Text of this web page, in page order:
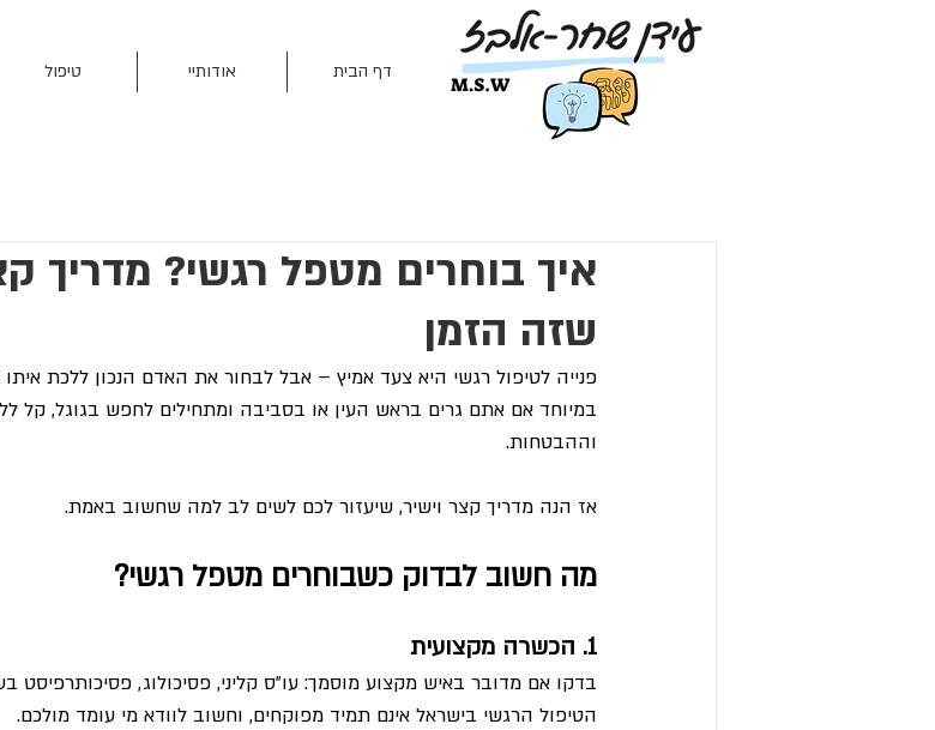
דף הבית אודותיי טיפול
איך בוחרים מטפל רגשי? מדריך
שזה הזמן
פנייה לטיפול רגשי היא צעד אמיץ – אבל לבחור את האדם הנכון ללכת
במיוחד אם אתם גרים בראש העין או בסביבה ומתחילים לחפש בגוגל, קל
וההבטחות.
אז הנה מדריך קצר וישיר, שיעזור לכם לשים לב למה שחשוב באמת.
מה חשוב לבדוק כשבוחרים מטפל רגשי?
1. הכשרה מקצועית
בדקו אם מדובר באיש מקצוע מוסמך: עו״ס קליני, פסיכולוג,
הטיפול הרגשי בישראל אינם תמיד מפוקחים, וחשוב לוודא מי עומד מולכם.